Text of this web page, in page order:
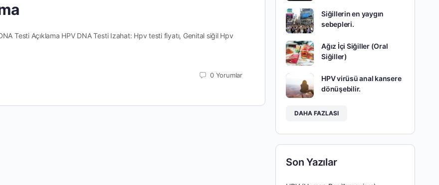
Testi Açıklama HPV DNA Testi Izahat: Hpv testi fiyatı, Genital siğil Hpv
0 Yorumlar
Siğillerin en yaygın
sebepleri.
Ağız İçi Siğiller (Oral
Siğiller)
HPV virüsü anal kansere
dönüşebilir.
DAHA FAZLASI
Son Yazılar